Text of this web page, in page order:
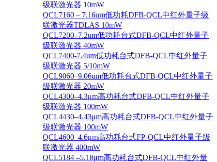
级联激光器 10mW
QCL7160 – 7.16um低功耗DFB-QCL中红外量子级
联激光器TDLAS 10mW
QCL7200–7.2um低功耗台式DFB-QCL中红外量子
级联激光器 40mW
QCL7400-7.4um低功耗台式DFB-QCL中红外量子
级联激光器 5/10mW
QCL9060–9.06um低功耗台式DFB-QCL中红外量子
级联激光器 20mW
QCL4300–4.3μm高功耗台式DFB-QCL中红外量子
级联激光器 100mW
QCL4430–4.43μm高功耗台式DFB-QCL中红外量子
级联激光器 100mW
QCL4600–4.6μm高功耗台式FP-QCL中红外量子级
联激光器 400mW
QCL5184 –5.18μm高功耗台式DFB-QCL中红外量